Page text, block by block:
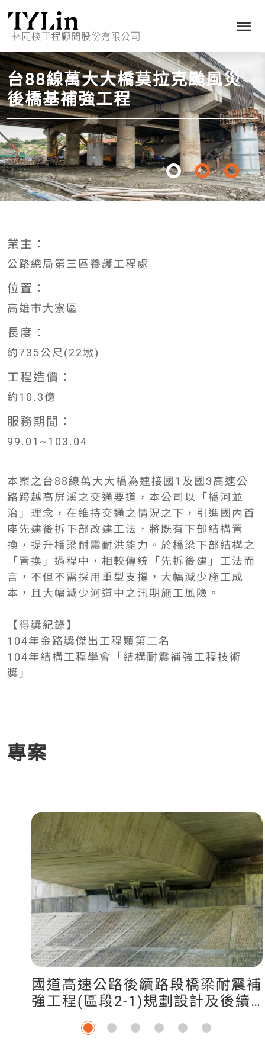
台88線萬大大橋莫拉克颱風災
後橋基補強工程
業主：
公路總局第三區養護工程處
位置：
高雄市大寮區
長度：
約735公尺(22墩)
工程造價：
約10.3億
服務期間：
99.01~103.04
本案之台88線萬大大橋為連接國1及國3高速公
路跨越高屏溪之交通要道，本公司以「橋河並
治」理念，在維持交通之情況之下，引進國內首
座先建後拆下部改建工法，將既有下部結構置
換，提升橋梁耐震耐洪能力。於橋梁下部結構之
「置換」過程中，相較傳統「先拆後建」工法而
言，不但不需採用重型支撐，大幅減少施工成
本，且大幅減少河道中之汛期施工風險。
【得獎紀錄】
104年金路獎傑出工程類第二名
104年結構工程學會「結構耐震補強工程技術
獎」
專案
國道高速公路後續路段橋梁耐震補
強工程(區段2-1)規劃設計及後續
擴充(監造)